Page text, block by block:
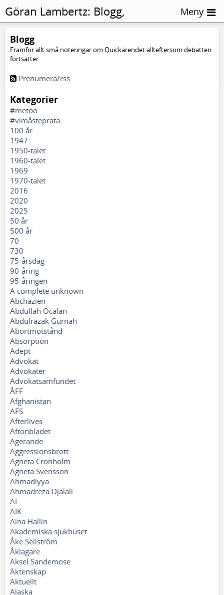
Blogg
Framför allt små noteringar om Quickärendet allteftersom debatten
fortsätter.
Prenumera/rss
Kategorier
#metoo
#vimåsteprata
100 år
1947
1950-talet
1960-talet
1969
1970-talet
2016
2020
2025
50 år
500 år
70
730
75-årsdag
90-åring
95-åringen
A complete unknown
Abchazien
Abdullah Öcalan
Abdulrazak Gurnah
Abortmotstånd
Absorption
Adept
Advokat
Advokater
Advokatsamfundet
ÅFF
Afghanistan
AFS
Afterlives
Aftonbladet
Agerande
Aggressionsbrott
Agneta Cronholm
Agneta Svensson
Ahmadiyya
Ahmadreza Djalali
AI
AIK
Aina Hallin
Akademiska sjukhuset
Åke Sellström
Åklagare
Aksel Sandemose
Äktenskap
Aktuellt
Alaska
Göran Lambertz: Blogg,
Beröringar
Meny